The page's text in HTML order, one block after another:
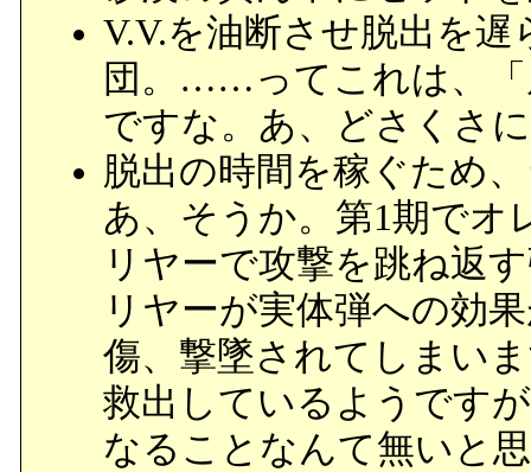
V.V.を油断させ脱出を
団。……ってこれは、「
ですな。あ、どさくさ
脱出の時間を稼ぐため
あ、そうか。第1期でオ
リヤーで攻撃を跳ね返
リヤーが実体弾への効
傷、撃墜されてしまい
救出しているようです
なることなんて無いと